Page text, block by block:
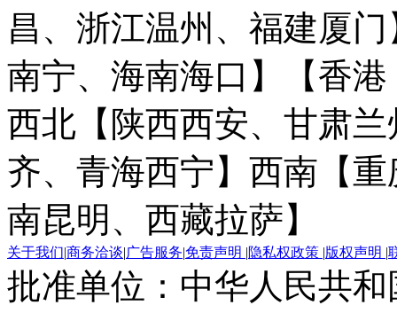
昌、浙江温州、福建厦门
南宁、海南海口】
【香
西北【陕西西安、甘肃
齐、青海西宁】 西南【
南昆明、西藏拉萨】
关于我们|商务洽谈|广告服务|免责声明 |隐私权政策 |版权声明 |
批准单位：中华人民共